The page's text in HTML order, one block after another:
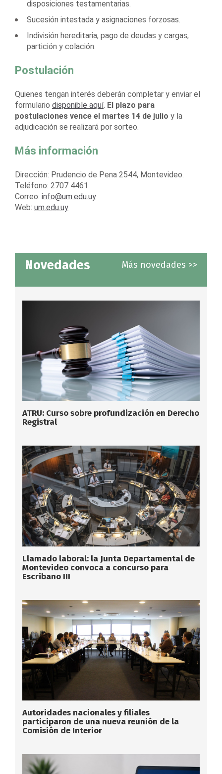
disposiciones testamentarias.
Sucesión intestada y asignaciones forzosas.
Indivisión hereditaria, pago de deudas y cargas,
partición y colación.
Postulación
Quienes tengan interés deberán completar y enviar el
formulario disponible aquí. El plazo para
postulaciones vence el martes 14 de julio y la
adjudicación se realizará por sorteo.
Más información
Dirección: Prudencio de Pena 2544, Montevideo.
Teléfono: 2707 4461.
Correo: info@um.edu.uy
Web: um.edu.uy
Novedades Más novedades >>
ATRU: Curso sobre profundización en Derecho
Registral
Llamado laboral: la Junta Departamental de
Montevideo convoca a concurso para
Escribano III
Autoridades nacionales y filiales
participaron de una nueva reunión de la
Comisión de Interior